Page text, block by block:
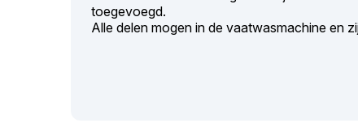
toegevoegd.
Alle delen mogen in de vaatwasmachine en